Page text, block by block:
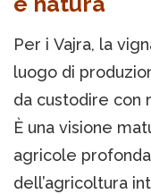
Per i Vajra, la
luogo di
da custodire con
È una visione
agricole
dell’agricoltura